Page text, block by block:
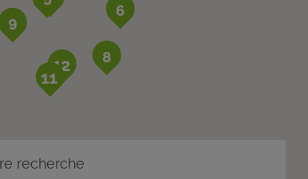
recherche